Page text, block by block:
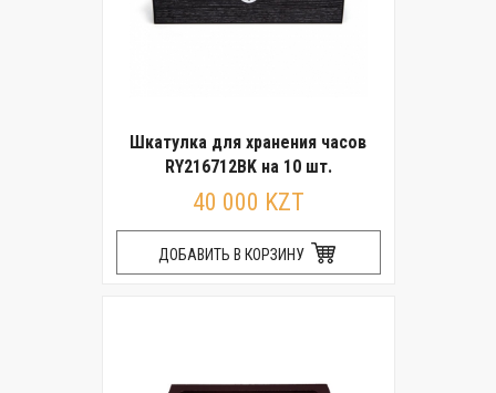
Шкатулка для хранения часов
RY216712BK на 10 шт.
40 000 KZT
ДОБАВИТЬ В КОРЗИНУ